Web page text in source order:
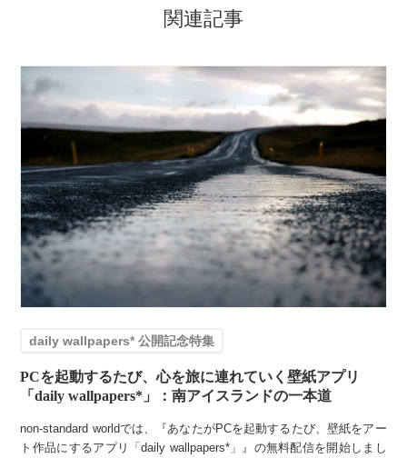
関連記事
daily wallpapers* 公開記念特集
PCを起動するたび、心を旅に連れていく壁紙アプリ
「daily wallpapers*」：南アイスランドの一本道
non-standard worldでは、『あなたがPCを起動するたび、壁紙をアー
ト作品にするアプリ「daily wallpapers*」』の無料配信を開始しまし